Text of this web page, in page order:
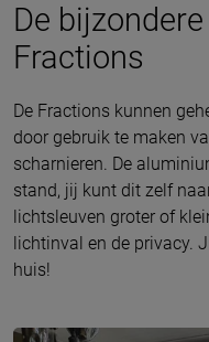
De
Fractions
De Fractions kunnen
door gebruik te maken
scharnieren. De
stand, jij kunt dit zelf
lichtsleuven groter of
lichtinval en de privacy.
huis!